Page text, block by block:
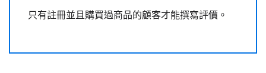
只有註冊並且購買過商品的顧客才能撰寫評價。